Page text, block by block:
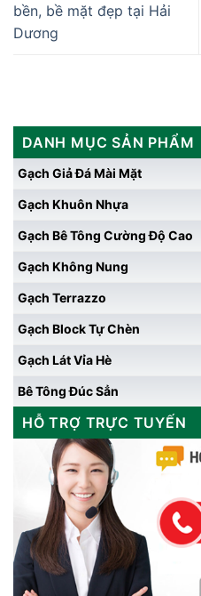
bền, bề mặt đẹp tại Hải
Dương
DANH MỤC SẢN PHẨM
Gạch Giả Đá Mài Mặt
Gạch Khuôn Nhựa
Gạch Bê Tông Cường Độ Cao
Gạch Không Nung
Gạch Terrazzo
Gạch Block Tự Chèn
Gạch Lát Vỉa Hè
Bê Tông Đúc Sẳn
HỖ TRỢ TRỰC TUYẾN